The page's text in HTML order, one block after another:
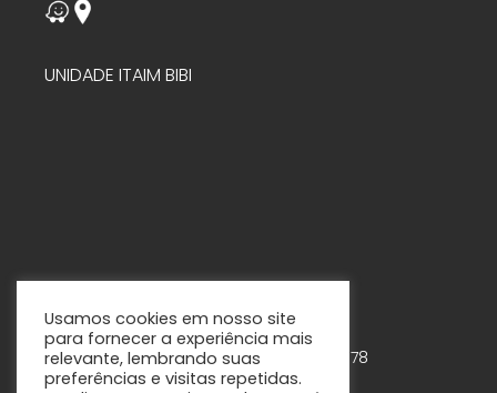
UNIDADE ITAIM BIBI
Rua Tabapuã, 888 – 7º andar – Cjs. 75-78
Itaim Bibi – São Paulo - SP
Usamos cookies em nosso site
para fornecer a experiência mais
relevante, lembrando suas
preferências e visitas repetidas.